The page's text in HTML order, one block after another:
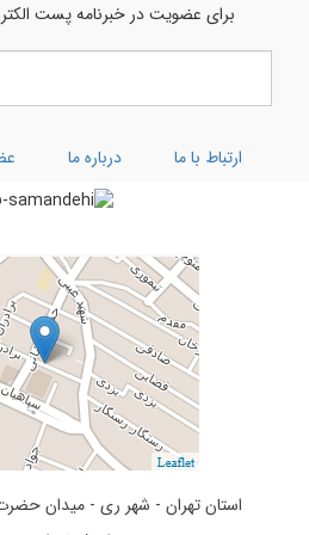
جشن بزرگ ولادت بانوی آب و آیینه
برای عضویت در خبرنامه پست
ارتباط با ما درباره ما
استان تهران - شهر ری - میدان